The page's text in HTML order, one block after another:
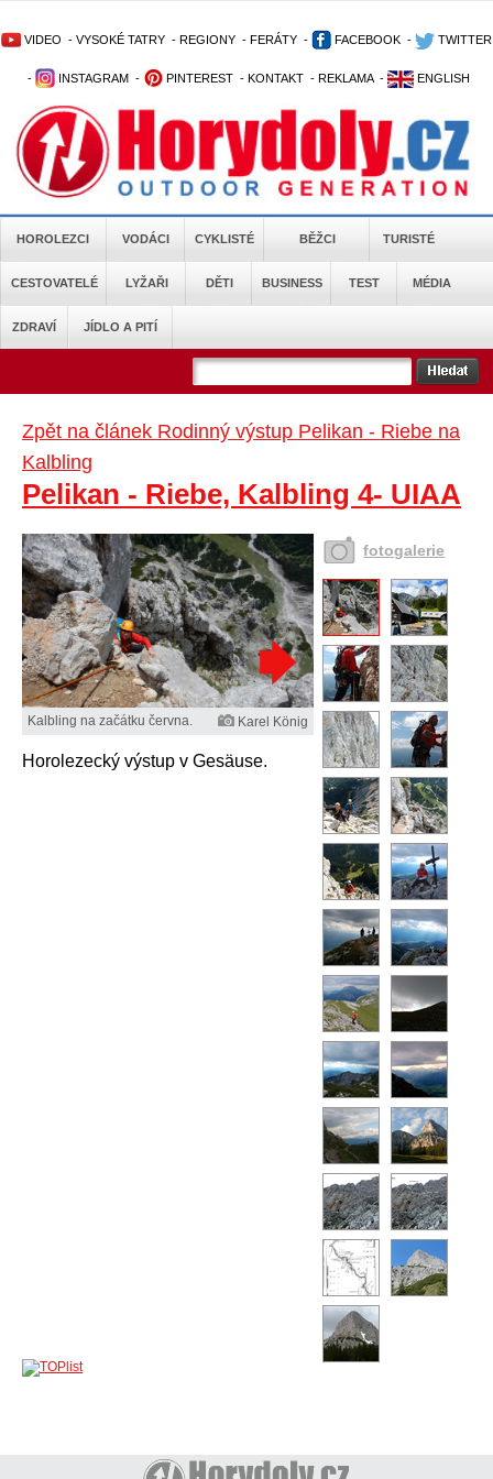
VIDEO - VYSOKÉ TATRY - REGIONY - FERÁTY - FACEBOOK - TWITTER
- INSTAGRAM - PINTEREST - KONTAKT - REKLAMA - ENGLISH
HOROLEZCI VODÁCI CYKLISTÉ BĚŽCI TURISTÉ
CESTOVATELÉ LYŽAŘI DĚTI BUSINESS TEST MÉDIA
ZDRAVÍ JÍDLO A PITÍ
Zpět na článek Rodinný výstup Pelikan - Riebe na
Kalbling
Pelikan - Riebe, Kalbling 4- UIAA
Kalbling na začátku června. Karel König
Horolezecký výstup v Gesäuse.
fotogalerie